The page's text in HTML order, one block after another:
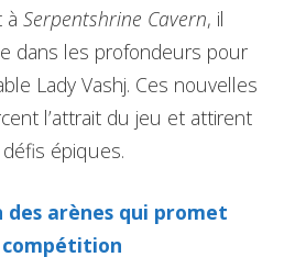
à Serpentshrine Cavern, il
dans les profondeurs pour
Lady Vashj. Ces nouvelles
l’attrait du jeu et attirent
épiques.
des arènes qui promet
compétition